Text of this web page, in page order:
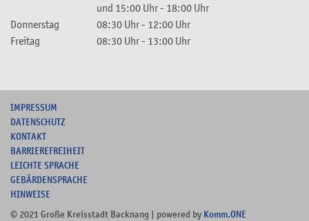
und 15:00 Uhr- 18:00 Uhr
Donnerstag
08:30 Uhr- 12:00 Uhr
Freitag
08:30 Uhr- 13:00 Uhr
IMPRESSUM
DATENSCHUTZ
KONTAKT
BARRIEREFREIHEIT
LEICHTE SPRACHE
GEBÄRDENSPRACHE
HINWEISE
© 2021 Große Kreisstadt Backnang | powered by Komm.ONE